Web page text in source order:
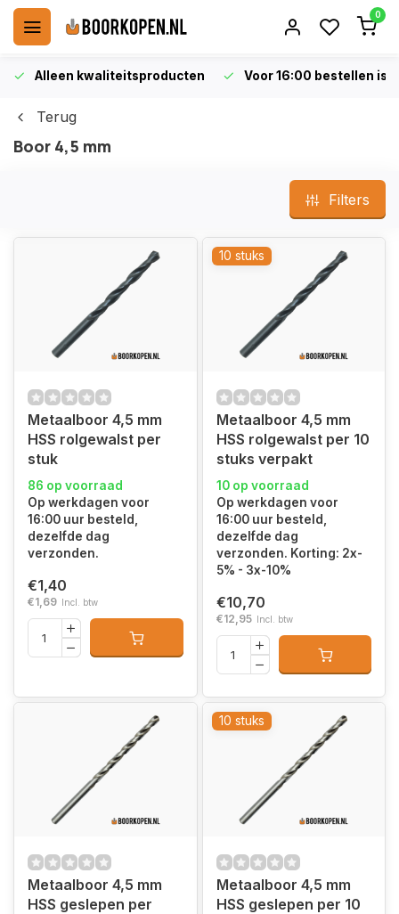
0
Alleen kwaliteitsproducten Voor 16:00 bestellen is
Terug
Boor 4,5 mm
Filters
Metaalboor 4,5 mm
HSS rolgewalst per
stuk
86 op voorraad
Op werkdagen voor
16:00 uur besteld,
dezelfde dag
verzonden.
€1,40
€1,69 Incl. btw
10 stuks
Metaalboor 4,5 mm
HSS rolgewalst per 10
stuks verpakt
10 op voorraad
Op werkdagen voor
16:00 uur besteld,
dezelfde dag
verzonden. Korting: 2x-
5% - 3x-10%
€10,70
€12,95 Incl. btw
Metaalboor 4,5 mm
HSS geslepen per
10 stuks
Metaalboor 4,5 mm
HSS geslepen per 10